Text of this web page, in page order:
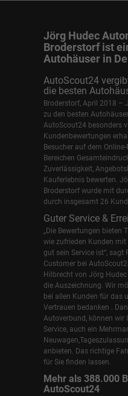
Jörg Hudec
Broderstorf ist
Autohäuser in
AutoScout24
die besten
Broderstorf, April 2018 –
zu den besten
AutoScout24 besonders
Kundenbewertungen
Besucher auf dem
Bereichen
Zuverlässigkeit,
Kauferlebnis bewerten.
Broderstorf wurde mit
durch insgesamt 26
Guter Service &
„Die Bewertungen bieten
wie zufrieden Kunden
gut sein Service ist“, sagt
Customer bei
Hilbrecht von Jörg
die Auszeichnung. Wir
bei allen Kunden für das
Vertrauen bedanken .
Autoverbund, können wir
Service, auch ein
anbieten. Das richtige
für Sie finden lassen.
Mehr als 388.000
AutoScout24